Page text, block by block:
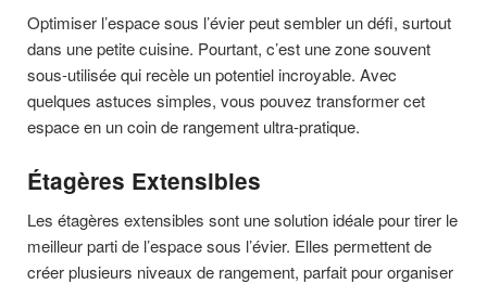
Optimiser l’espace sous l’évier peut sembler un défi, surtout
dans une petite cuisine. Pourtant, c’est une zone souvent
sous-utilisée qui recèle un potentiel incroyable. Avec
quelques astuces simples, vous pouvez transformer cet
espace en un coin de rangement ultra-pratique.
Étagères Extensibles
Les étagères extensibles sont une solution idéale pour tirer le
meilleur parti de l’espace sous l’évier. Elles permettent de
créer plusieurs niveaux de rangement, parfait pour organiser